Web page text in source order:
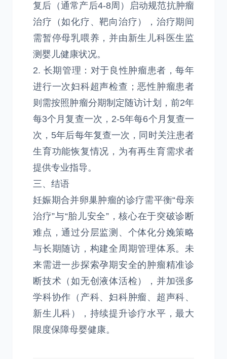
复后（通常产后4-8周）启动规范抗肿瘤
治疗（如化疗、靶向治疗），治疗期间
需暂停母乳喂养，并由新生儿科医生监
测婴儿健康状况。
2. 长期管理：对于良性肿瘤患者，每年
进行一次妇科超声检查；恶性肿瘤患者
则需按照肿瘤分期制定随访计划，前2年
每3个月复查一次，2-5年每6个月复查一
次，5年后每年复查一次，同时关注患者
生育功能恢复情况，为有再生育需求者
提供专业指导。
三、结语
妊娠期合并卵巢肿瘤的诊疗需平衡“母亲
治疗”与“胎儿安全”，核心在于突破诊断
难点，通过分层监测、个体化分娩策略
与长期随访，构建全周期管理体系。未
来需进一步探索孕期安全的肿瘤精准诊
断技术（如无创液体活检），并加强多
学科协作（产科、妇科肿瘤、超声科、
新生儿科），持续提升诊疗水平，最大
限度保障母婴健康。